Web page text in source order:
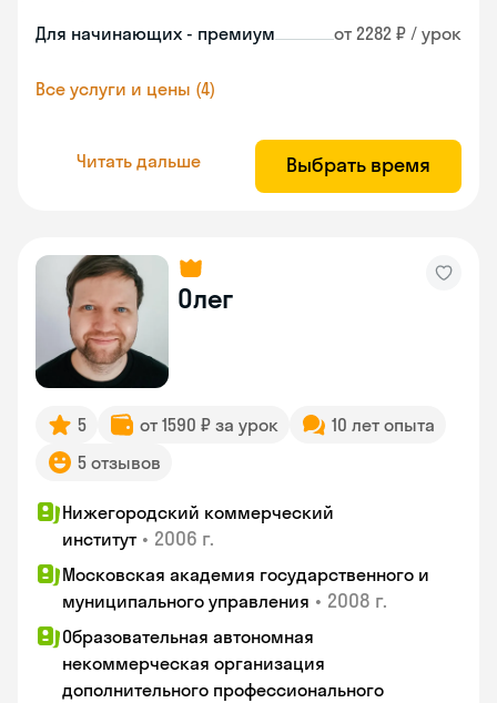
Для начинающих - премиум от 2282 ₽ / урок
Все услуги и цены (4)
Читать дальше Выбрать время
Олег
5 от 1590 ₽ за урок
10 лет опыта
5 отзывов
Нижегородский коммерческий
институт • 2006 г.
Московская академия государственного и
муниципального управления • 2008 г.
Образовательная автономная
некоммерческая организация
дополнительного профессионального